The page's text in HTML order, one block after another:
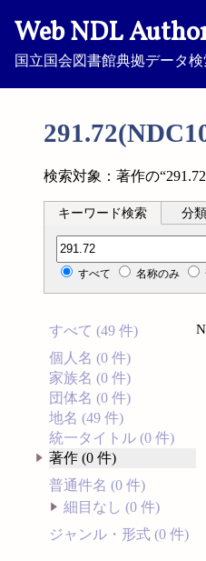
Web NDL
国立国会図書館典拠データ
検索対象：著作の“291.72
キーワード検索 分
分類記号検索
すべて 名称のみ
すべて (49 件)
個人名 (0 件)
家族名 (0 件)
団体名 (0 件)
地名 (49 件)
統一タイトル (0 件)
著作 (0 件)
普通件名 (0 件)
細目なし (0 件)
ジャンル・形式 (0 件)